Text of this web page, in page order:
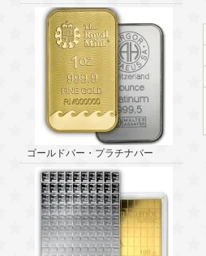
ゴールドバー・プラチナバー